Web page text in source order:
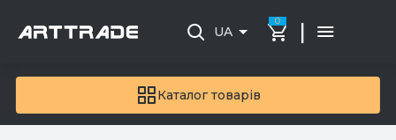
Каталог товарів
UA
0 |